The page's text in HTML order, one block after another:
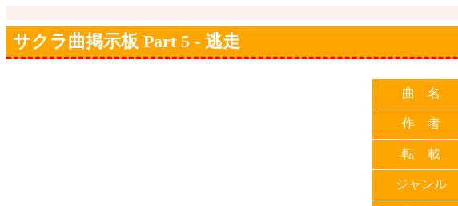
サクラ曲掲示板 Part 5 - 逃走
曲 名
作 者
転 載
ジャンル